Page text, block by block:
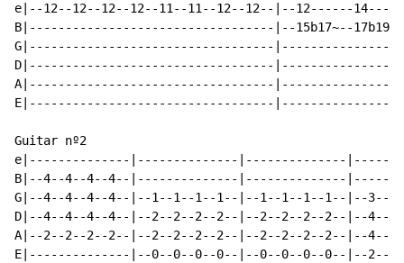
e|--12--12--12--12--11--11--12--12--|--12------
B|----------------------------------|--15b17~--17b19~--
G|----------------------------------
D|----------------------------------
A|----------------------------------
E|----------------------------------
Guitar nº2
e|--------------|--------------|--------------
B|--4--4--4--4--|--------------|--------------
G|--4--4--4--4--|--1--1--1--1--|--1--1--1--1--|--3--
D|--4--4--4--4--|--2--2--2--2--|--2--2--2--2--|--4--
A|--2--2--2--2--|--2--2--2--2--|--2--2--2--2--|--4--
E|--------------|--0--0--0--0--|--0--0--0--0--|--2--